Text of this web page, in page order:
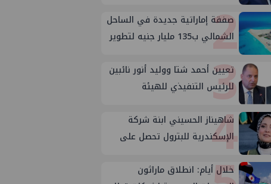
2
صفقة إماراتية جديدة في الساحل
الشمالي ب135 مليار جنيه لتطوير
3
تعيين أحمد شتا ووليد أنور نائبين
للرئيس التنفيذي للهيئة
4
شاهيناز الحسيني ابنة شركة
الإسكندرية للبترول تحصل على
خلال أيام: انطلاق ماراثون